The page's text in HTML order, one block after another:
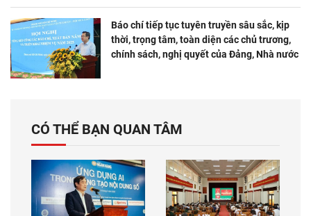
Báo chí tiếp tục tuyên truyền sâu sắc, kịp
thời, trọng tâm, toàn diện các chủ trương,
chính sách, nghị quyết của Đảng, Nhà nước
CÓ THỂ BẠN QUAN TÂM